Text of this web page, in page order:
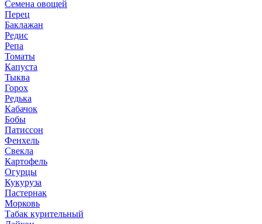
Семена овощей
Перец
Баклажан
Редис
Репа
Томаты
Капуста
Тыква
Горох
Редька
Кабачок
Бобы
Патиссон
Фенхель
Свекла
Картофель
Огурцы
Кукуруза
Пастернак
Морковь
Табак курительный